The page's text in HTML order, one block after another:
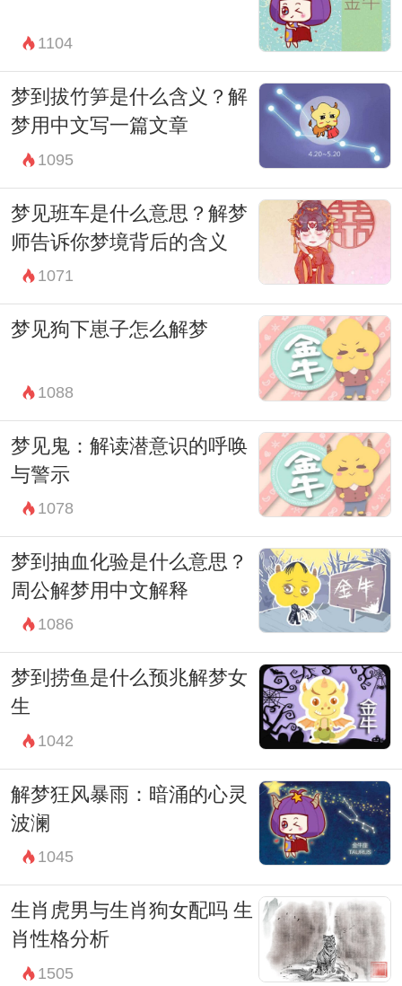
能的启示，也是对生活中挑战与困难的提
醒。而在周公解梦的解读中，则更是提示梦
者要以柔克刚，顺势而为，与自然、与生活
保持和谐，以达到心灵的平静与境界的提
升。
1104
梦到拔竹笋是什么含义？解
梦用中文写一篇文章
1095
梦见班车是什么意思？解梦
师告诉你梦境背后的含义
1071
梦见狗下崽子怎么解梦
1088
梦见鬼：解读潜意识的呼唤
与警示
1078
梦到抽血化验是什么意思？
周公解梦用中文解释
1086
梦到捞鱼是什么预兆解梦女
生
1042
解梦狂风暴雨：暗涌的心灵
波澜
1045
生肖虎男与生肖狗女配吗 生
肖性格分析
1505